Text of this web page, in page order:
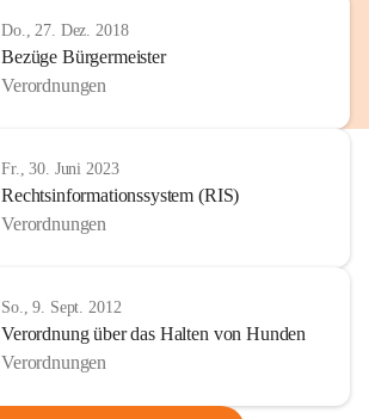
Do., 27. Dez. 2018
Bezüge Bürgermeister
Verordnungen
Fr., 30. Juni 2023
Rechtsinformationssystem (RIS)
Verordnungen
So., 9. Sept. 2012
Verordnung über das Halten von Hunden
Verordnungen